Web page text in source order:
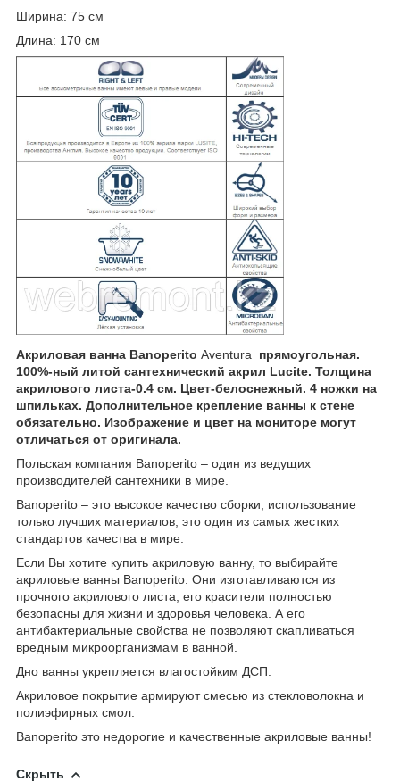
Ширина: 75 см
Длина: 170 см
Акриловая ванна Banoperito Aventura
прямоугольная.
100%-ный литой сантехнический акрил Lucite. Толщина
акрилового листа-0.4 см. Цвет-белоснежный. 4 ножки на
шпильках. Дополнительное крепление ванны к стене
обязательно. Изображение и цвет на мониторе могут
отличаться от оригинала.
Польская компания Banoperito – один из ведущих
производителей сантехники в мире.
Banoperito – это высокое качество сборки, использование
только лучших материалов, это один из самых жестких
стандартов качества в мире.
Если Вы хотите купить акриловую ванну, то выбирайте
акриловые ванны Banoperito. Они изготавливаются из
прочного акрилового листа, его красители полностью
безопасны для жизни и здоровья человека. А его
антибактериальные свойства не позволяют скапливаться
вредным микроорганизмам в ванной.
Дно ванны укрепляется влагостойким ДСП.
Акриловое покрытие армируют смесью из стекловолокна и
полиэфирных смол.
Banoperito это недорогие и качественные акриловые ванны!
Скрыть